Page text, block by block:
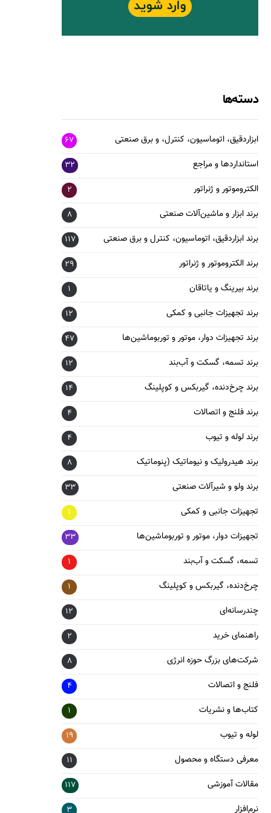
دسته‌ها
ابزاردقیق، اتوماسیون، کنترل، و برق صنعتی 67
استانداردها و مراجع 32
الکتروموتور و ژنراتور 2
برند ابزار و ماشین‌آلات صنعتی 8
برند ابزاردقیق، اتوماسیون، کنترل و برق صنعتی 117
برند الکتروموتور و ژنراتور 29
برند بیرینگ و یاتاقان 1
برند تجهیزات جانبی و کمکی 12
برند تجهیزات دوار، موتور و توربوماشین‌ها 47
برند تسمه، گسکت و آب‌بند 12
برند چرخ‌دنده، گیربکس و کوپلینگ 14
برند فلنج و اتصالات 4
برند لوله و تیوب 4
برند هیدرولیک و نیوماتیک (پنوماتیک 8
برند ولو و شیرآلات صنعتی 33
تجهیزات جانبی و کمکی 1
تجهیزات دوار، موتور و توربوماشین‌ها 33
تسمه، گسکت و آب‌بند 1
چرخ‌دنده، گیربکس و کوپلینگ 1
چندرسانه‌ای 12
راهنمای خرید 2
شرکت‌های بزرگ حوزه انرژی 8
فلنج و اتصالات 4
کتاب‌ها و نشریات 1
لوله و تیوب 19
معرفی دستگاه و محصول 11
مقالات آموزشی 117
نرم‌افزار 3